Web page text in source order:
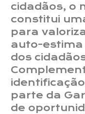
cidadãos, o
constitui
para
auto-
dos
parte da
de